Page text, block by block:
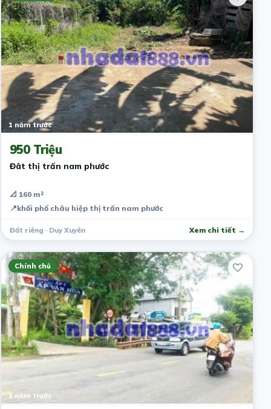
1 năm trước
950 Triệu
Đât thị trấn nam phước
📐 160 m²
📍khối phố châu hiệp thị trấn nam phước
Đất riêng · Duy Xuyên Xem chi tiết →
Chính chủ
1 năm trước